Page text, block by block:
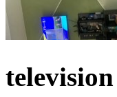
television